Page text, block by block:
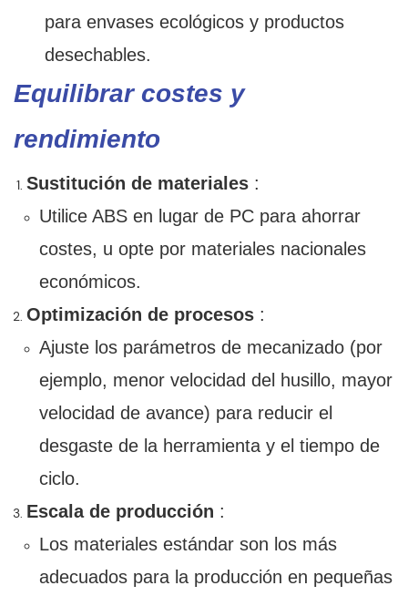
para envases ecológicos y productos
desechables.
Equilibrar costes y
rendimiento
Sustitución de materiales :
Utilice ABS en lugar de PC para ahorrar
costes, u opte por materiales nacionales
económicos.
Optimización de procesos :
Ajuste los parámetros de mecanizado (por
ejemplo, menor velocidad del husillo, mayor
velocidad de avance) para reducir el
desgaste de la herramienta y el tiempo de
ciclo.
Escala de producción :
Los materiales estándar son los más
adecuados para la producción en pequeñas